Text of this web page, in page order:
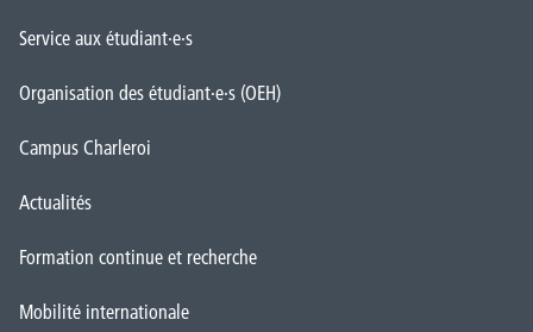
Service aux étudiant·e·s
Organisation des étudiant·e·s (OEH)
Campus Charleroi
Actualités
Formation continue et recherche
Mobilité internationale